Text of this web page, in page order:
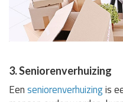
3. Seniorenverhuizing
Eenseniorenverhuizingis